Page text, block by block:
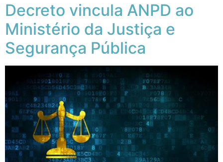
Decreto vincula ANPD ao
Ministério da Justiça e
Segurança Pública